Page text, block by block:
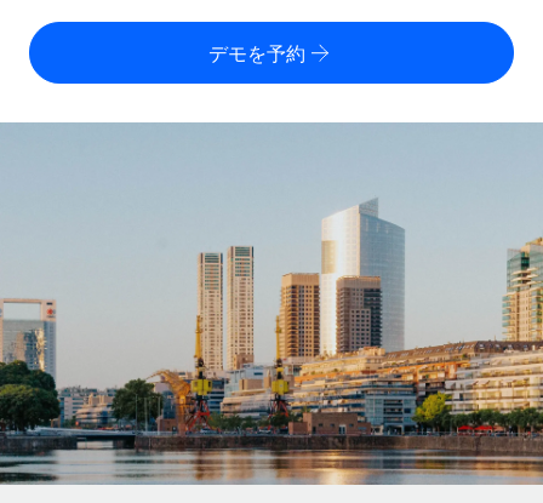
Contractor of Record
世界中の契約社員と法令を遵守して契約
人事機能をワークフローにシームレスに統合する
プラットフォーム
チームのための人事の基本機能を内蔵
接続 新しい
Remoteを他社と比較
成長中の企業向けのアジャイルなグローバルHR・給与処理ソ
ミッドマーケット
カスタマイズされた人事ソリューションでチームを拡大する
企業
大企業向けのグローバルHR
従業員コスト計算ツール
リサーチおよびガイド
活用事例
HR用語集
チェックリストおよびテンプレート
English
Español
Italiano
Português (Portugal)
デモを予約